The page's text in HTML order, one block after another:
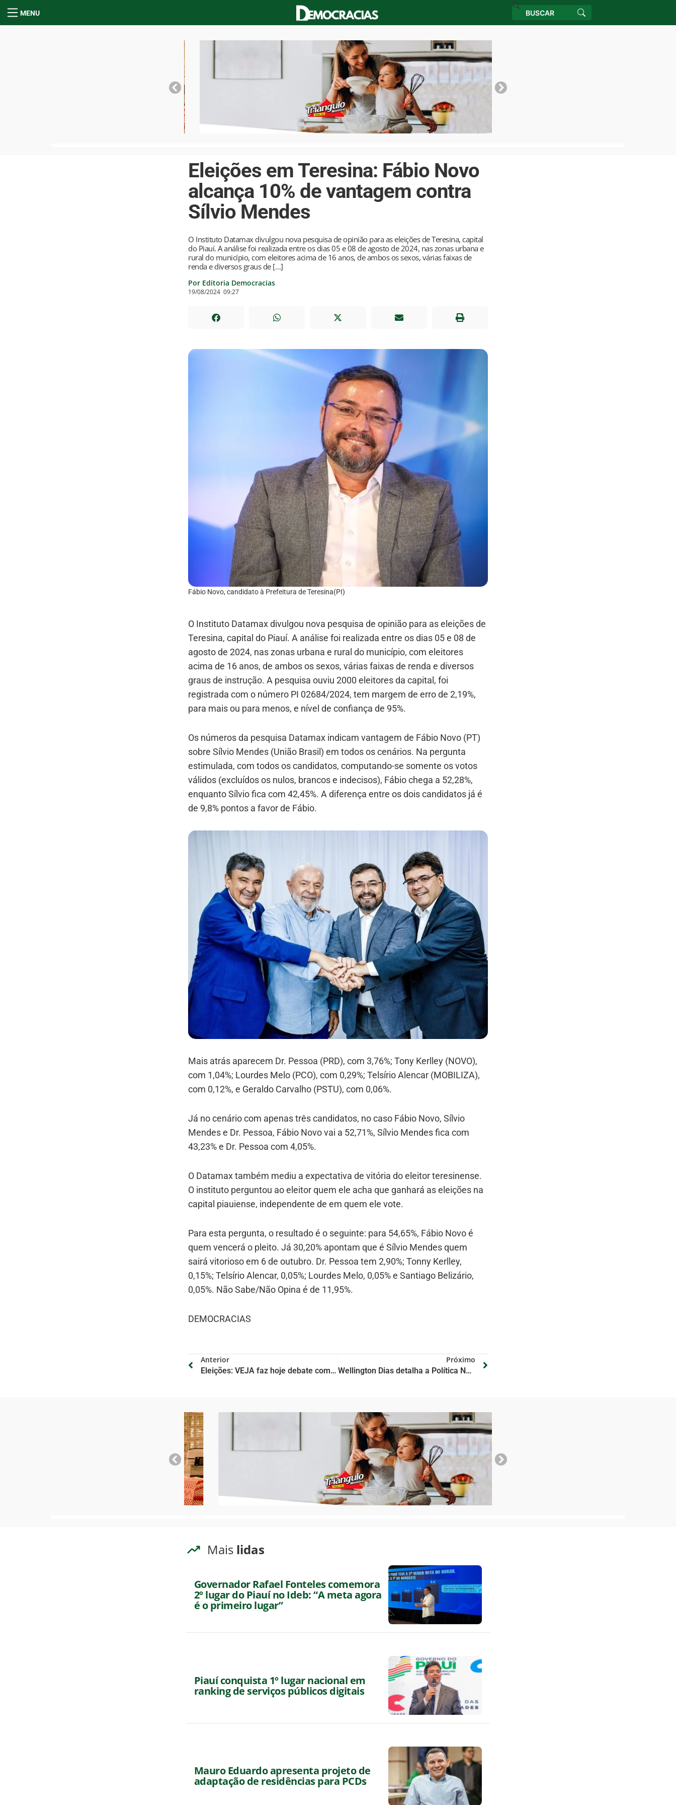
MENU
Eleições em Teresina: Fábio Novo
alcança 10% de vantagem contra
Sílvio Mendes
O Instituto Datamax divulgou nova pesquisa de opinião para as eleições de Teresina, capital
do Piauí. A análise foi realizada entre os dias 05 e 08 de agosto de 2024, nas zonas urbana e
rural do município, com eleitores acima de 16 anos, de ambos os sexos, várias faixas de
renda e diversos graus de […]
Por Editoria Democracias
19/08/2024 09:27
Fábio Novo, candidato à Prefeitura de Teresina(PI)
O Instituto Datamax divulgou nova pesquisa de opinião para as eleições de
Teresina, capital do Piauí. A análise foi realizada entre os dias 05 e 08 de
agosto de 2024, nas zonas urbana e rural do município, com eleitores
acima de 16 anos, de ambos os sexos, várias faixas de renda e diversos
graus de instrução. A pesquisa ouviu 2000 eleitores da capital, foi
registrada com o número PI 02684/2024, tem margem de erro de 2,19%,
para mais ou para menos, e nível de confiança de 95%.
Os números da pesquisa Datamax indicam vantagem de Fábio Novo (PT)
sobre Sílvio Mendes (União Brasil) em todos os cenários. Na pergunta
estimulada, com todos os candidatos, computando-se somente os votos
válidos (excluídos os nulos, brancos e indecisos), Fábio chega a 52,28%,
enquanto Sílvio fica com 42,45%. A diferença entre os dois candidatos já é
de 9,8% pontos a favor de Fábio.
Mais atrás aparecem Dr. Pessoa (PRD), com 3,76%; Tony Kerlley (NOVO),
com 1,04%; Lourdes Melo (PCO), com 0,29%; Telsírio Alencar (MOBILIZA),
com 0,12%, e Geraldo Carvalho (PSTU), com 0,06%.
Já no cenário com apenas três candidatos, no caso Fábio Novo, Sílvio
Mendes e Dr. Pessoa, Fábio Novo vai a 52,71%, Sílvio Mendes fica com
43,23% e Dr. Pessoa com 4,05%.
O Datamax também mediu a expectativa de vitória do eleitor teresinense.
O instituto perguntou ao eleitor quem ele acha que ganhará as eleições na
capital piauiense, independente de em quem ele vote.
Para esta pergunta, o resultado é o seguinte: para 54,65%, Fábio Novo é
quem vencerá o pleito. Já 30,20% apontam que é Sílvio Mendes quem
sairá vitorioso em 6 de outubro. Dr. Pessoa tem 2,90%; Tonny Kerlley,
0,15%; Telsírio Alencar, 0,05%; Lourdes Melo, 0,05% e Santiago Belizário,
0,05%. Não Sabe/Não Opina é de 11,95%.
DEMOCRACIAS
Anterior
Eleições: VEJA faz hoje debate com candidatos a prefeito de São Paulo
Próximo
Wellington Dias detalha a Política Nacional de Cuidados entregue ao Congresso Nacional
Mais lidas
Governador Rafael Fonteles comemora
2º lugar do Piauí no Ideb: “A meta agora
é o primeiro lugar”
Piauí conquista 1º lugar nacional em
ranking de serviços públicos digitais
Mauro Eduardo apresenta projeto de
adaptação de residências para PCDs